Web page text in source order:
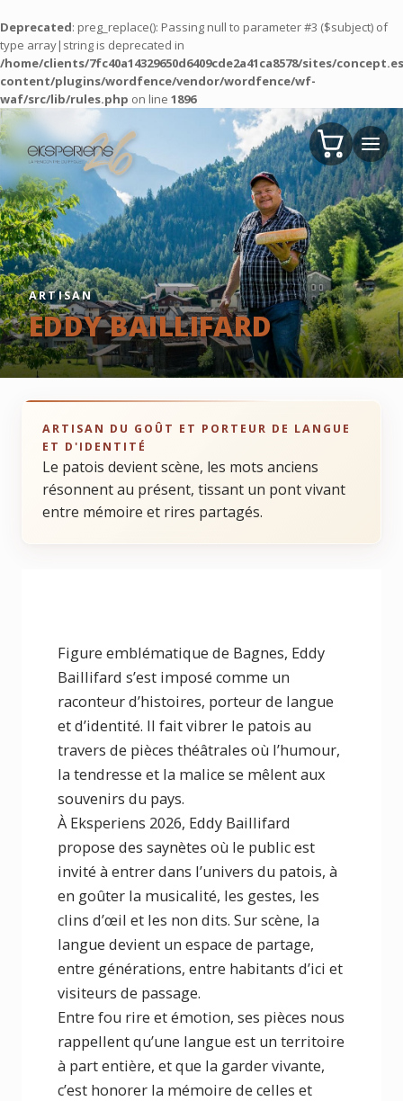
Deprecated: preg_replace(): Passing null to parameter #3 ($subject) of
type array|string is deprecated in
/home/clients/7fc40a14329650d6409cde2a41ca8578/sites/
content/plugins/wordfence/vendor/wordfence/wf-
waf/src/lib/rules.php on line 1896
ARTISAN
EDDY BAILLIFARD
ARTISAN DU GOÛT ET PORTEUR DE LANGUE
ET D'IDENTITÉ
Le patois devient scène, les mots anciens
résonnent au présent, tissant un pont vivant
entre mémoire et rires partagés.
Figure emblématique de Bagnes, Eddy
Baillifard s’est imposé comme un
raconteur d’histoires, porteur de langue
et d’identité. Il fait vibrer le patois au
travers de pièces théâtrales où l’humour,
la tendresse et la malice se mêlent aux
souvenirs du pays.
À Eksperiens 2026, Eddy Baillifard
propose des saynètes où le public est
invité à entrer dans l’univers du patois, à
en goûter la musicalité, les gestes, les
clins d’œil et les non dits. Sur scène, la
langue devient un espace de partage,
entre générations, entre habitants d’ici et
visiteurs de passage.
Entre fou rire et émotion, ses pièces nous
rappellent qu’une langue est un territoire
à part entière, et que la garder vivante,
c’est honorer la mémoire de celles et